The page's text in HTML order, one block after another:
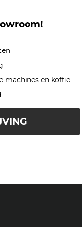
machines en koffie